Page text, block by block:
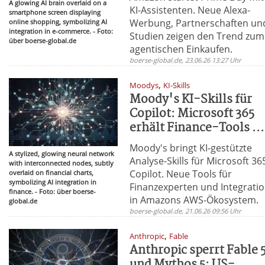
A glowing AI brain overlaid on a
smartphone screen displaying
online shopping, symbolizing AI
integration in e-commerce. - Foto:
über boerse-global.de
KI-Assistenten. Neue Alexa-
Werbung, Partnerschaften
Studien zeigen den Trend zum
agentischen Einkaufen.
boerse-global.de, 23.06.26 13:27 Uhr
A stylized, glowing neural network
with interconnected nodes, subtly
overlaid on financial charts,
symbolizing AI integration in
finance. - Foto: über boerse-
global.de
Moodys, KI-Skills
Moody's KI-Skills für
Copilot: Microsoft 365
erhält Finance-Tools ...
Moody's bringt KI-gestützte
Analyse-Skills für Microsoft
Copilot. Neue Tools für
Finanzexperten und
in Amazons AWS-Ökosystem.
boerse-global.de, 21.06.26 09:56 Uhr
Anthropic, Fable
Anthropic sperrt Fable